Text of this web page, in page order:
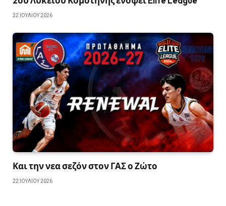
22 ΙΟΥΛΊΟΥ 2026
Και την νεα σεζόν στον ΓΑΣ ο Ζώτο
22 ΙΟΥΛΊΟΥ 2026